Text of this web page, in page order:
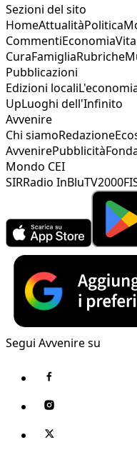
Sezioni del sito
HomeAttualitàPolitica
CommentiEconomia
CuraFamigliaRubriche
Pubblicazioni
Edizioni locali
UpLuoghi dell'Infinito
Avvenire
Chi siamoRedazione
AvvenirePubblicità
Mondo CEI
SIRRadio InBluTV2000
Segui Avvenire su